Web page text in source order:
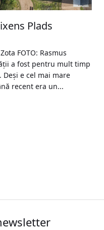
Plads
FOTO: Rasmus
a fost pentru mult timp
e cel mai mare
recent era un...